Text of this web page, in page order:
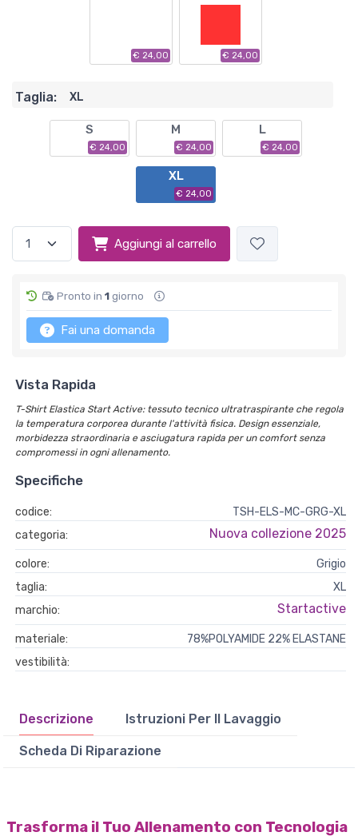
€ 24,00 € 24,00
Taglia: XL
S
€ 24,00
M
€ 24,00
L
€ 24,00
XL
€ 24,00
Aggiungi al carrello
Pronto in 1 giorno
Fai una domanda
Vista Rapida
T-Shirt Elastica Start Active: tessuto tecnico ultratraspirante che regola
la temperatura corporea durante l'attività fisica. Design essenziale,
morbidezza straordinaria e asciugatura rapida per un comfort senza
compromessi in ogni allenamento.
Specifiche
codice:
TSH-ELS-MC-GRG-XL
categoria:
Nuova collezione 2025
colore:
Grigio
taglia:
XL
marchio:
Startactive
materiale:
78%POLYAMIDE 22% ELASTANE
vestibilità:
Descrizione Istruzioni Per Il Lavaggio
Scheda Di Riparazione
Trasforma il Tuo Allenamento con Tecnologia